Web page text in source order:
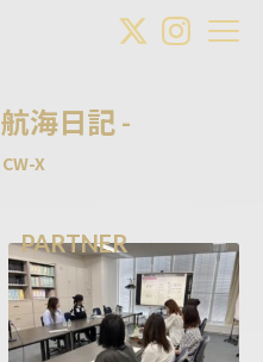
航海日記 -
CW-X
PARTNER